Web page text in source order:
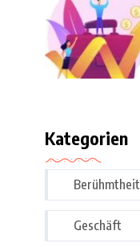
Kategorien
Berühmtheit
Geschäft